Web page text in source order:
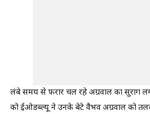
लंबे समय से फरार चल रहे अग्रवाल का सुराग
को ईओडब्ल्यू ने उनके बेटे वैभव अग्रवाल को